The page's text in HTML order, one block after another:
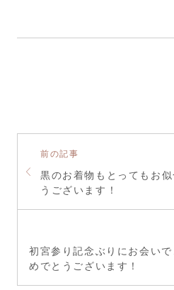
前の記事
黒のお着物もとってもお似
うございます！
初宮参り記念ぶりにお会いで
めでとうございます！